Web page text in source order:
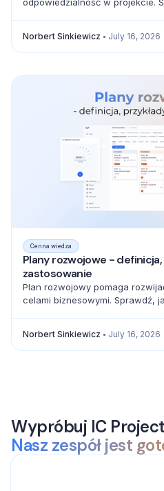
Norbert Sinkiewicz July 16, 2026
Cenna wiedza
Plany rozwojowe - definicja,
zastosowanie
Plan rozwojowy pomaga
celami biznesowymi. Sprawdź,
Norbert Sinkiewicz July 16, 2026
Wypróbuj IC
Nasz zespół jest